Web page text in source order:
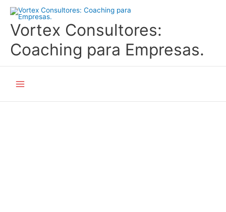
contenido
Vortex Consultores:
Coaching para Empresas.